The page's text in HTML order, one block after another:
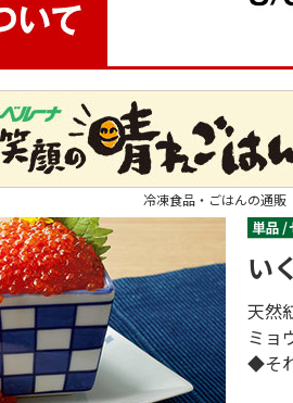
冷凍食品・ごはんの通販
い
天然
ミョ
◆そ